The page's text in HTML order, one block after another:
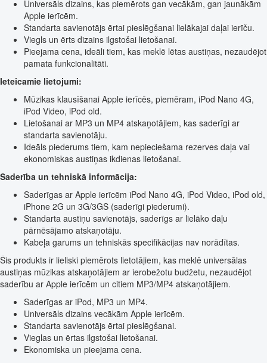
Universāls dizains, kas piemērots gan vecākām, gan jaunākām
Apple ierīcēm.
Standarta savienotājs ērtai pieslēgšanai lielākajai daļai ierīču.
Viegls un ērts dizains ilgstošai lietošanai.
Pieejama cena, ideāli tiem, kas meklē lētas austiņas, nezaudējot
pamata funkcionalitāti.
Ieteicamie lietojumi:
Mūzikas klausīšanai Apple ierīcēs, piemēram, iPod Nano 4G,
iPod Video, iPod old.
Lietošanai ar MP3 un MP4 atskaņotājiem, kas saderīgi ar
standarta savienotāju.
Ideāls piederums tiem, kam nepieciešama rezerves daļa vai
ekonomiskas austiņas ikdienas lietošanai.
Saderība un tehniskā informācija:
Saderīgas ar Apple ierīcēm iPod Nano 4G, iPod Video, iPod old,
iPhone 2G un 3G/3GS (saderīgi piederumi).
Standarta austiņu savienotājs, saderīgs ar lielāko daļu
pārnēsājamo atskaņotāju.
Kabeļa garums un tehniskās specifikācijas nav norādītas.
Šis produkts ir lieliski piemērots lietotājiem, kas meklē universālas
austiņas mūzikas atskaņotājiem ar ierobežotu budžetu, nezaudējot
saderību ar Apple ierīcēm un citiem MP3/MP4 atskaņotājiem.
Saderīgas ar iPod, MP3 un MP4.
Universāls dizains vecākām Apple ierīcēm.
Standarta savienotājs ērtai pieslēgšanai.
Vieglas un ērtas ilgstošai lietošanai.
Ekonomiska un pieejama cena.